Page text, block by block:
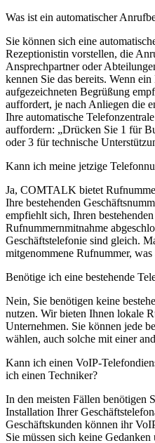
Was ist ein automatischer
Sie können sich eine
Rezeptionistin vorstellen, die
Ansprechpartner oder
kennen Sie das bereits. Wenn
aufgezeichneten Begrüßung
auffordert, je nach Anliegen die
Ihre automatische
auffordern: „Drücken Sie 1 für
oder 3 für technische
Kann ich meine jetzige
Ja, COMTALK bietet
Ihre bestehenden
empfiehlt sich, Ihren
Rufnummernmitnahme
Geschäftstelefonie sind gleich.
mitgenommene Rufnummer,
Benötige ich eine bestehende
Nein, Sie benötigen keine
nutzen. Wir bieten Ihnen lokale
Unternehmen. Sie können jede
wählen, auch solche mit einer
Kann ich einen VoIP-
ich einen Techniker?
In den meisten Fällen benötigen
Installation Ihrer
Geschäftskunden können ihr
Sie müssen sich keine